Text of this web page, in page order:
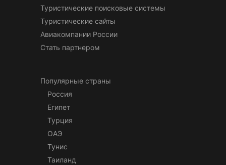
Туристические поисковые системы
Туристические сайты
Авиакомпании России
Стать партнером
Популярные страны
Россия
Египет
Турция
ОАЭ
Тунис
Таиланд